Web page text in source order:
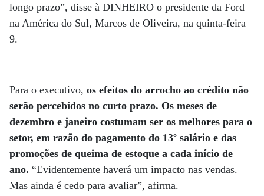
longo prazo”, disse à DINHEIRO o presidente da Ford
na América do Sul, Marcos de Oliveira, na quinta-feira
9.
Para o executivo, os efeitos do arrocho ao crédito não
serão percebidos no curto prazo. Os meses de
dezembro e janeiro costumam ser os melhores para o
setor, em razão do pagamento do 13º salário e das
promoções de queima de estoque a cada início de
ano. “Evidentemente haverá um impacto nas vendas.
Mas ainda é cedo para avaliar”, afirma.